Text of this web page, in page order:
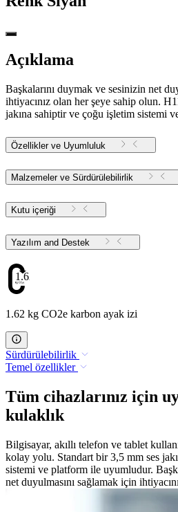
Açıklama
Başkalarını duymak ve sesinizin net
ihtiyacınız olan her şeye sahip olun.
jakına sahiptir ve çoğu işletim sistemi
Özellikler ve Uyumluluk
Malzemeler ve Sürdürülebilirlik
Kutu içeriği
Yazılım and Destek
1.62
1.62 kg CO2e karbon ayak izi
Sürdürülebilirlik
Temel özellikler
Tüm cihazlarınız için
kulaklık
Bilgisayar, akıllı telefon ve tablet
kolay yolu. Standart bir 3,5 mm ses
sistemi ve platform ile uyumludur.
net duyulmasını sağlamak için